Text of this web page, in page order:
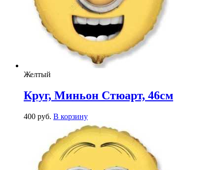
Желтый
Круг, Миньон Стюарт, 46см
400 руб. В корзину